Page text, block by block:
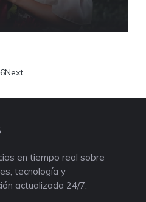
Next
en tiempo real sobre
tecnología y
actualizada 24/7.